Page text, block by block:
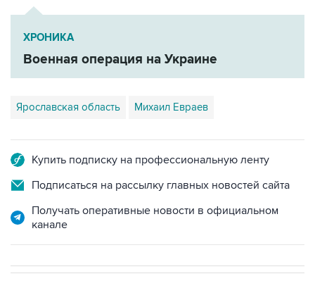
ХРОНИКА
Военная операция на Украине
Ярославская область Михаил Евраев
Купить подписку на профессиональную ленту
Подписаться на рассылку главных новостей сайта
Получать оперативные новости в официальном
канале